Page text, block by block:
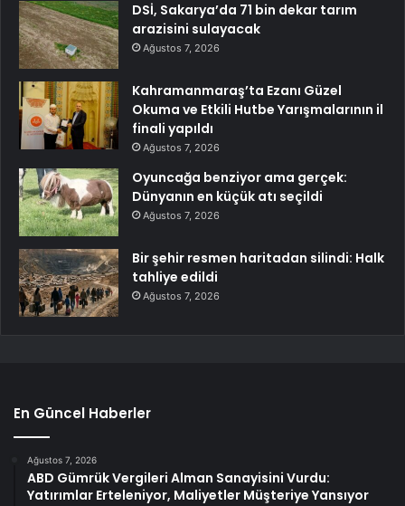
DSİ, Sakarya’da 71 bin dekar tarım
arazisini sulayacak
Ağustos 7, 2026
Kahramanmaraş’ta Ezanı Güzel
Okuma ve Etkili Hutbe Yarışmalarının il
finali yapıldı
Ağustos 7, 2026
Oyuncağa benziyor ama gerçek:
Dünyanın en küçük atı seçildi
Ağustos 7, 2026
Bir şehir resmen haritadan silindi: Halk
tahliye edildi
Ağustos 7, 2026
En Güncel Haberler
Ağustos 7, 2026
ABD Gümrük Vergileri Alman Sanayisini Vurdu:
Yatırımlar Erteleniyor, Maliyetler Müşteriye Yansıyor